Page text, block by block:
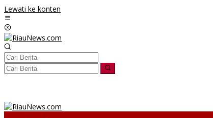
Lewati ke konten